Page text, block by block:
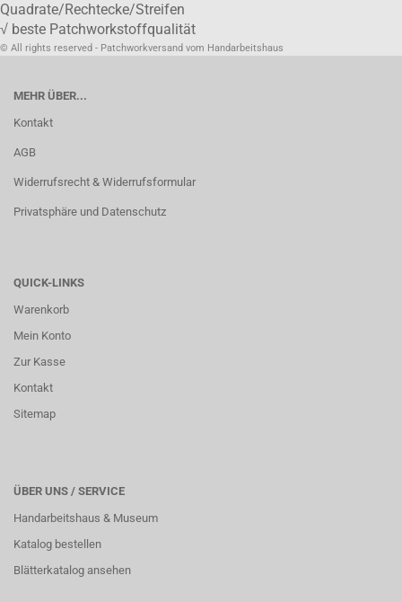
Quadrate/Rechtecke/Streifen
√ beste Patchworkstoffqualität
© All rights reserved - Patchworkversand vom Handarbeitshaus
MEHR ÜBER...
Kontakt
AGB
Widerrufsrecht & Widerrufsformular
Privatsphäre und Datenschutz
QUICK-LINKS
Warenkorb
Mein Konto
Zur Kasse
Kontakt
Sitemap
ÜBER UNS / SERVICE
Handarbeitshaus & Museum
Katalog bestellen
Blätterkatalog ansehen